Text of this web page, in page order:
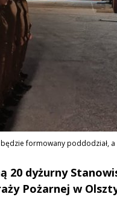
formowany poddodział,
20 dyżurny
Pożarnej w